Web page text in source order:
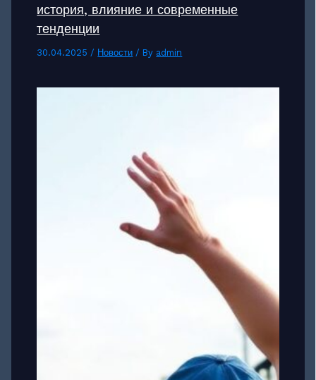
история, влияние и современные
тенденции
30.04.2025 / Новости / By admin